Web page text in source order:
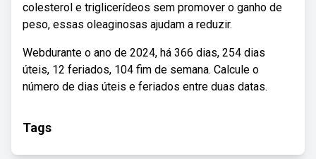
colesterol e triglicerídeos sem promover o ganho de
peso, essas oleaginosas ajudam a reduzir.
Webdurante o ano de 2024, há 366 dias, 254 dias
úteis, 12 feriados, 104 fim de semana. Calcule o
número de dias úteis e feriados entre duas datas.
Tags